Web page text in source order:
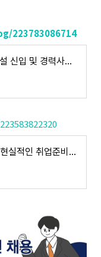
223783086714
2025년 상반기 금호건설 신입 및 경력사원 공개 채용
금호건설 채용 A to Z: 현실적인 취업준비와 성공 전략